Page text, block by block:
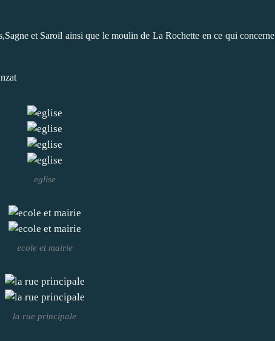
et Saroil ainsi que le moulin de La Rochette en ce qui concerne
eglise
ecole et mairie
la rue principale